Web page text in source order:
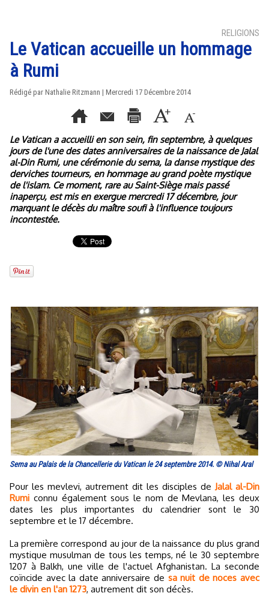
RELIGIONS
Le Vatican accueille un hommage
à Rumi
Rédigé par Nathalie Ritzmann | Mercredi 17 Décembre 2014
Le Vatican a accueilli en son sein, fin septembre, à quelques
jours de l'une des dates anniversaires de la naissance de Jalal
al-Din Rumi, une cérémonie du sema, la danse mystique des
derviches tourneurs, en hommage au grand poète mystique
de l'islam. Ce moment, rare au Saint-Siège mais passé
inaperçu, est mis en exergue mercredi 17 décembre, jour
marquant le décès du maître soufi à l'influence toujours
incontestée.
Sema au Palais de la Chancellerie du Vatican le 24 septembre 2014. © Nihal Aral
Pour les mevlevi, autrement dit les disciples de Jalal al-Din
Rumi connu également sous le nom de Mevlana, les deux
dates les plus importantes du calendrier sont le 30
septembre et le 17 décembre.
La première correspond au jour de la naissance du plus grand
mystique musulman de tous les temps, né le 30 septembre
1207 à Balkh, une ville de l'actuel Afghanistan. La seconde
coïncide avec la date anniversaire de sa nuit de noces avec
le divin en l'an 1273, autrement dit son décès.